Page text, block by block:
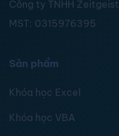
Công ty TNHH Zeitgeist
MST: 0315976395
Sản phẩm
Khóa học Excel
Khóa học VBA